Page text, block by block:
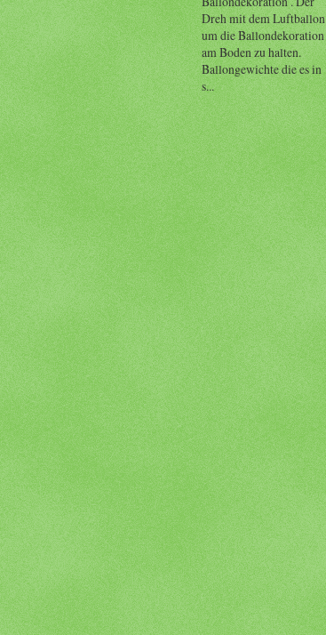
Dreh mit dem Luftballon
um die Ballondekoration
am Boden zu halten.
Ballongewichte die es in
s...